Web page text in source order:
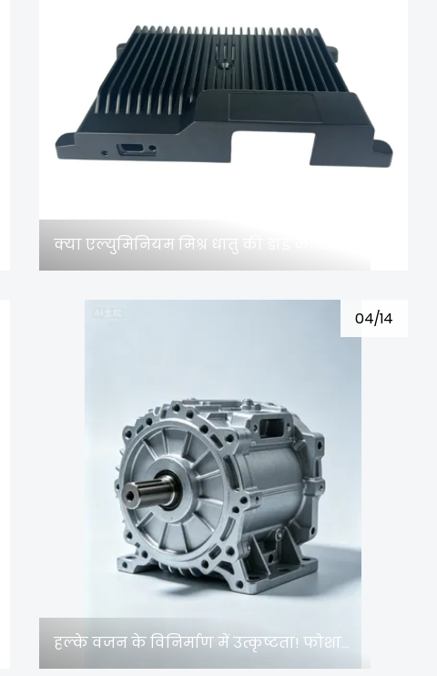
04/14
हल्के वजन के विनिर्माण में उत्कृष्टता! फोशान जियावेई मेटल ने एल्युमीनियम डाई-कास्टिंग औद्योगिक घटकों के उच्च स्तरीय उत्पादन को संभव बनाया।